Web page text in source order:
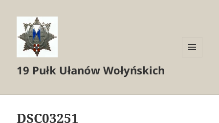
19 Pułk Ułanów Wołyńskich
DSC03251